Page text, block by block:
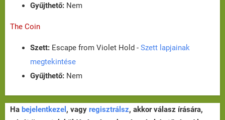
Gyűjthető: Nem
The Coin
Szett: Escape from Violet Hold - Szett lapjainak
megtekintése
Gyűjthető: Nem
Ha bejelentkezel , vagy regisztrálsz, akkor válasz írására,